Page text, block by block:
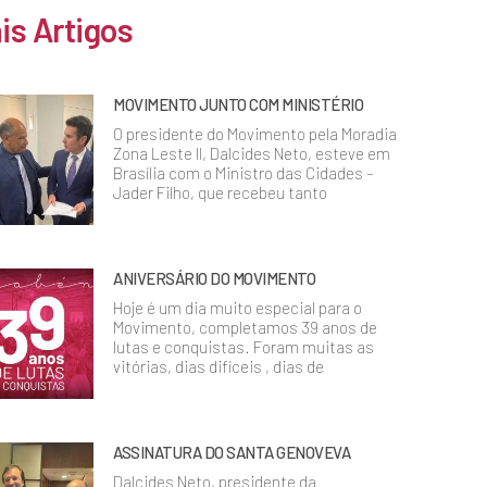
Artigos
MOVIMENTO JUNTO COM MINISTÉRIO
O presidente do Movimento pela Moradia
Zona Leste II, Dalcides Neto, esteve em
Brasília com o Ministro das Cidades –
Jader Filho, que recebeu tanto
ANIVERSÁRIO DO MOVIMENTO
Hoje é um dia muito especial para o
Movimento, completamos 39 anos de
lutas e conquistas. Foram muitas as
vitórias, dias difíceis , dias de
ASSINATURA DO SANTA GENOVEVA
Dalcides Neto, presidente da